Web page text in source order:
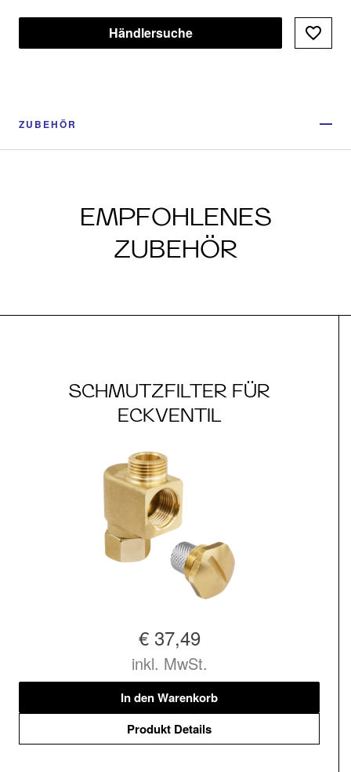
Händlersuche
ZUBEHÖR
EMPFOHLENES
ZUBEHÖR
SCHMUTZFILTER FÜR
ECKVENTIL
€ 37,49
inkl. MwSt.
In den Warenkorb
Produkt Details